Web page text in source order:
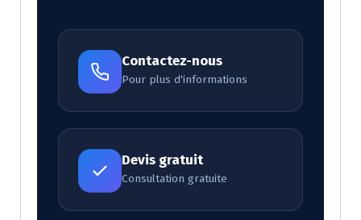
Contactez-nous
Pour plus d'informations
Devis gratuit
Consultation gratuite